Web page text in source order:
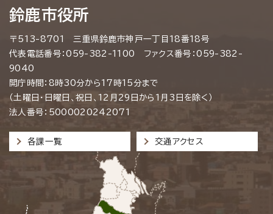
鈴鹿市役所
〒513-8701 三重県鈴鹿市神戸一丁目18番18号
代表電話番号：059-382-1100 ファクス番号：059-382-
9040
開庁時間：8時30分から17時15分まで
（土曜日・日曜日、祝日、12月29日から1月3日を除く）
法人番号：5000020242071
各課一覧 交通アクセス